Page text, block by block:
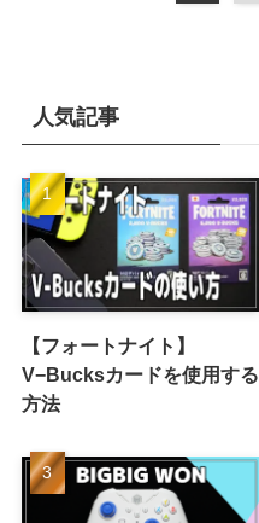
人気記事
【フォートナイト】
V−Bucksカードを使用する
方法